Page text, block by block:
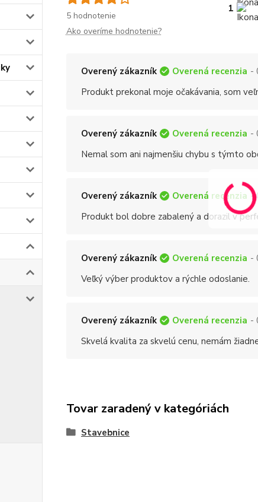
5 hodnotenie
1
Ako overíme hodnotenie?
Overený zákazník Overená recenzia -
Produkt prekonal moje očakávania, som
Overený zákazník Overená recenzia -
Nemal som ani najmenšiu chybu s týmto
Overený zákazník Overená recenzia -
Produkt bol dobre zabalený a dorazil v
Overený zákazník Overená recenzia -
Veľký výber produktov a rýchle odoslanie.
Overený zákazník Overená recenzia -
Skvelá kvalita za skvelú cenu, nemám
Tovar zaradený v kategóriách
Stavebnice